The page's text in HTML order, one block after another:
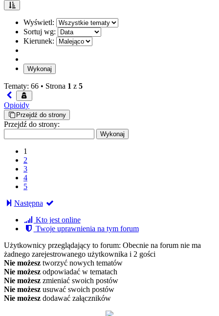
Wyświetl:
Sortuj wg:
Kierunek:
Tematy: 66 • Strona 1 z 5
Opioidy
Przejdź do strony
Przejdź do strony:
1
2
3
4
5
Następna
Kto jest online
Twoje uprawnienia na tym forum
Użytkownicy przeglądający to forum: Obecnie na forum nie ma
żadnego zarejestrowanego użytkownika i 2 gości
Nie możesz tworzyć nowych tematów
Nie możesz odpowiadać w tematach
Nie możesz zmieniać swoich postów
Nie możesz usuwać swoich postów
Nie możesz dodawać załączników